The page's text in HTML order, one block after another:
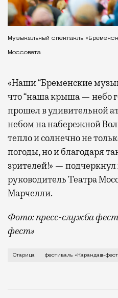
Музыкальный спектакль
Моссовета
«Наши “Бременские
что “наша крыша — небо
прошел в удивительной
небом на набережной
тепло и солнечно не
погоды, но и благодаря
зрителей!» —
руководитель Театра
Марчелли.
Фото: пресс-служба
фест»
В минувший уикенд
Старица фестиваль «Карандаш-